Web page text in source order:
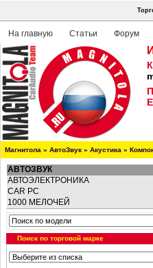
На главную Статьи Форум
Магнитола » АвтоЗвук » Акустика »
АВТОЗВУК
АВТОЭЛЕКТРОНИКА
CAR PC
1000 МЕЛОЧЕЙ
Поиск по торговой марке